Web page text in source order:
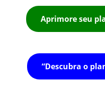
Aprimore seu
“Descubra o